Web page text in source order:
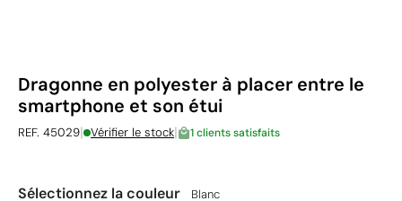
Dragonne en polyester à placer entre le
smartphone et son étui
REF. 45029| Vérifier le stock| 1 clients satisfaits
Sélectionnez la couleur Blanc